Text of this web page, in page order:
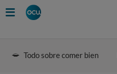
Todo sobre comer bien